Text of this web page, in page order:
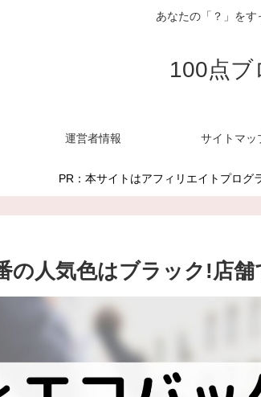
あなたの「？」をす
100点ブ
運営者情報 サイトマッ
PR：本サイトはアフィリエイトプログ
の人気色はブラック!店舗